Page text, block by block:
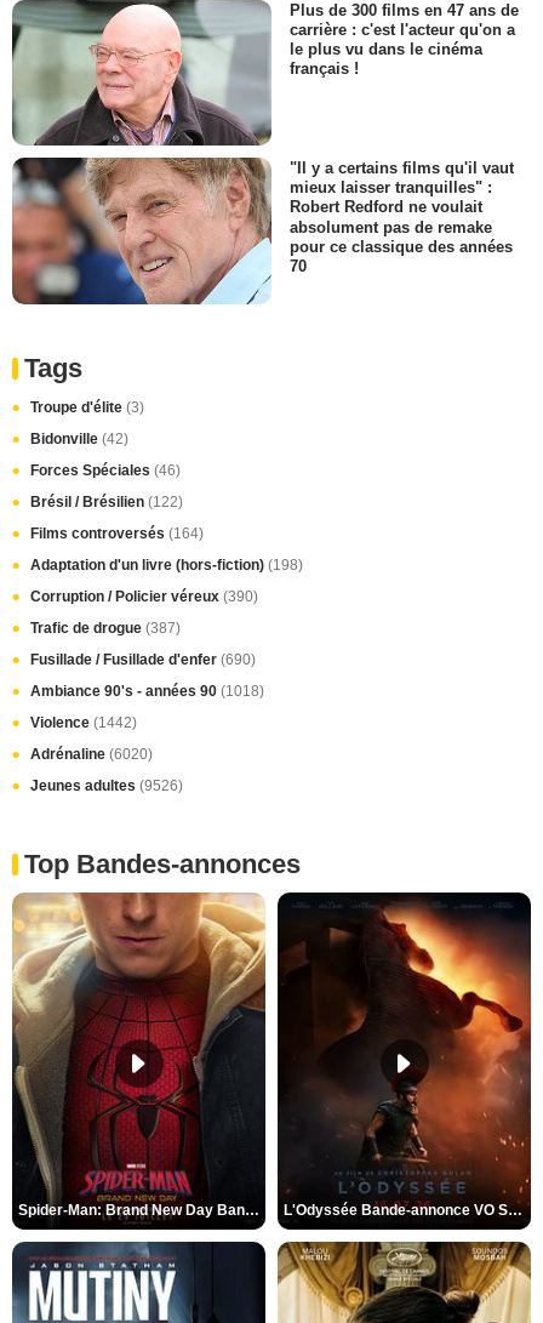
Plus de 300 films en 47 ans de
carrière : c'est l'acteur qu'on a
le plus vu dans le cinéma
français !
"Il y a certains films qu'il vaut
mieux laisser tranquilles" :
Robert Redford ne voulait
absolument pas de remake
pour ce classique des années
70
Tags
Troupe d'élite (3)
Bidonville (42)
Forces Spéciales (46)
Brésil / Brésilien (122)
Films controversés (164)
Adaptation d'un livre (hors-fiction) (198)
Corruption / Policier véreux (390)
Trafic de drogue (387)
Fusillade / Fusillade d'enfer (690)
Ambiance 90's - années 90 (1018)
Violence (1442)
Adrénaline (6020)
Jeunes adultes (9526)
Top Bandes-annonces
Spider-Man: Brand New Day Bande-annonce VO STFR L'Odyssée Bande-annonce VO STFR